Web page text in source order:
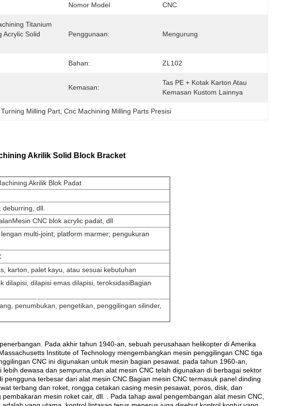
Nomor Model CNC
Titanium
Acrylic Solid
Penggunaan: Mengurung
Bahan: ZL102
Kemasan:
Tas PE + Kotak Karton Atau
Kemasan Kustom Lainnya
Milling Part , Cnc Machining Milling Parts Presisi
Akrilik Solid Block Bracket
Akrilik Blok Padat
dll.
Mesin CNC blok acrylic padat , dll
multi-joint; platform marmer; pengukuran
karton, palet kayu, atau sesuai kebutuhan
dilapisi, dilapisi emas dilapisi, teroksidasiBagian
penumbukan, pengetikan, penggilingan silinder,
Pada akhir tahun 1940-an, sebuah perusahaan helikopter di Amerika
Institute of Technology mengembangkan mesin penggilingan CNC tiga
CNC ini digunakan untuk mesin bagian pesawat. pada tahun 1960-an,
dewasa dan sempurna,dan alat mesin CNC telah digunakan di berbagai sektor
terbesar dari alat mesin CNC.Bagian mesin CNC termasuk panel dinding
terbang dan roket, rongga cetakan casing mesin pesawat, poros, disk, dan
mesin roket cair, dll. . Pada tahap awal pengembangan alat mesin CNC,